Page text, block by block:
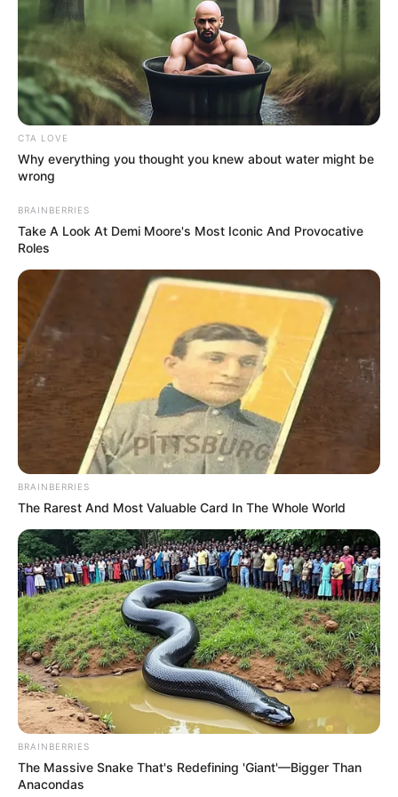
empfohlen. Für die ganz Kleinen im Alter von 0-8
Jahren wird samstags und sonntags von 9-10 Uhr
sogar ein spezielles Event angeboten, der Kids
Flight. Hier sind die Kleinen und ihre Eltern ganz
unter sich. Tickets können ab 8,00 € erworben
werden. Informationen untersuperfly.de/moers.
Eingetragen von Superfly Air Sports Moers.
Blauer See in Ratingen - Bei dem Blauen See
See, der aus einem Kalksteinbruch entstand. Er ist
Attraktionen, zu denen z.B. ein Märchenzoo, ein
Bootsverleih, ein Hochseilgarten, eine
Minieisenbahn und eine Naturbühne gehören.
Informationen unter
www.blauersee-ratingen.de
Märchenzoo Ratingen - Die am Blauen See
liegende Parkanlage ist eine Kombination aus
Tiergarten und Märchenpark. Informationen unter
ww.maerchenzoo.de .
Textilfabrik Cromford in Ratingen - Bereits 1783
wurde die ebenfalls in der Nähe des Blauen Sees
liegende ehemalige Textilfabrik nach englischem
Vorbild gegründet. Sie war damit die erste Fabrik auf
dem europäischen Festland. Heute existiert davon
nur noch das Herrenhaus des einstigen Besitzers, in
dem die alten Maschinen originalgetreu und voll
funktionsfähig rekonstruiert wurden und als
Industriemuseum zu besichtigen sind. Informationen
unterwww.industriemuseum.lvr.de.
Wasserburg Haus zum Haus in Ratingen - Auch
wenn die bis in das 13. Jahrhundert zurückgehende
Wasserburg immer wieder erweitert und umgebaut
sehr ursprüngliches Aussehen. Es gibt allerdings
CTA LOVE
Why everything you thought you knew about water might be
wrong
BRAINBERRIES
Take A Look At Demi Moore's Most Iconic And Provocative
Roles
BRAINBERRIES
The Rarest And Most Valuable Card In The Whole World
BRAINBERRIES
The Massive Snake That's Redefining 'Giant'—Bigger Than
Anacondas